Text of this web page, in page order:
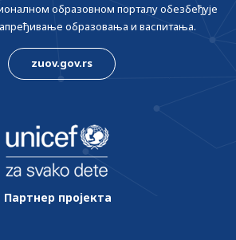
образовном порталу обезбеђује
образовања и васпитања.
zuov.gov.rs
Партнер пројекта